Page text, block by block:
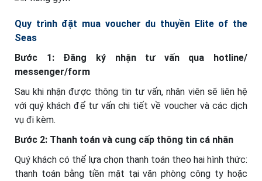
Quy trình đặt mua voucher du thuyền Elite of the
Seas
Bước 1: Đăng ký nhận tư vấn qua hotline/
messenger/form
Sau khi nhận được thông tin tư vấn, nhân viên sẽ liên hệ
với quý khách để tư vấn chi tiết về voucher và các dịch
vụ đi kèm.
Bước 2: Thanh toán và cung cấp thông tin cá nhân
Quý khách có thể lựa chọn thanh toán theo hai hình thức:
thanh toán bằng tiền mặt tại văn phòng công ty hoặc